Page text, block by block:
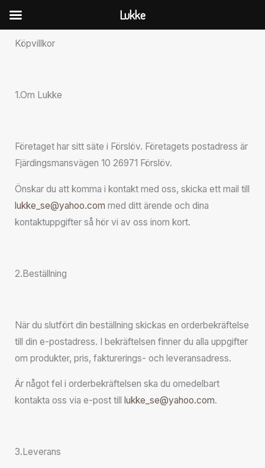
innehållKöpvillkor
1.Om Lukke
Företaget har sitt säte i Förslöv. Företagets postadress är
Fjärdingsmansvägen 10 26971 Förslöv.
Önskar du att komma i kontakt med oss, skicka ett mail till
lukke_se@yahoo.com med ditt ärende och dina
kontaktuppgifter så hör vi av oss inom kort.
2.Beställning
När du slutfört din beställning skickas en orderbekräftelse
till din e-postadress. I bekräftelsen finner du alla uppgifter
om produkter, pris, fakturerings- och leveransadress.
Är något fel i orderbekräftelsen ska du omedelbart
kontakta oss via e-post till lukke_se@yahoo.com.
3.Leverans
Lukke